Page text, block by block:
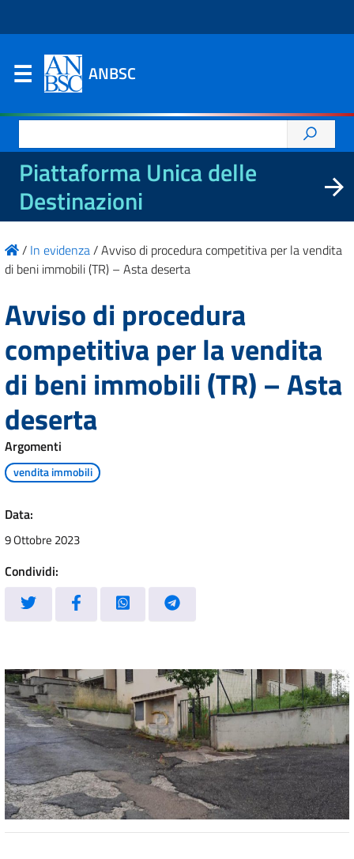
ANBSC
per:
Piattaforma Unica delle
Destinazioni
/ In evidenza/Avviso di procedura competitiva per la vendita
di beni immobili (TR) – Asta deserta
Avviso di procedura
competitiva per la vendita
di beni immobili (TR) – Asta
deserta
Argomenti
vendita immobili
Data:
9 Ottobre 2023
Condividi: